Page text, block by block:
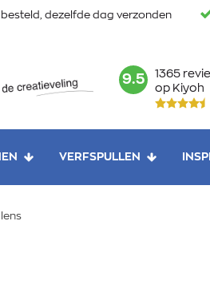
dezelfde dag verzonden
mark:
9.5
1365
op Kiyoh
VERFSPULLEN